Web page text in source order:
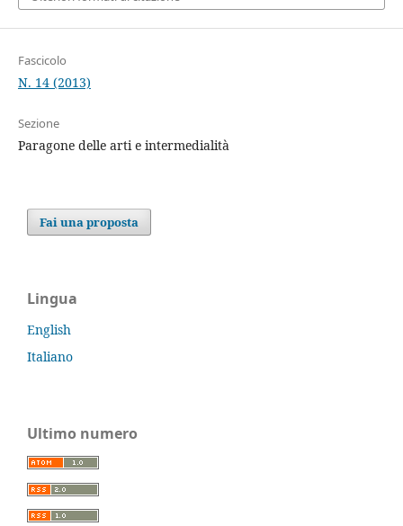
Fascicolo
N. 14 (2013)
Sezione
Paragone delle arti e intermedialità
Fai una proposta
Lingua
English
Italiano
Ultimo numero